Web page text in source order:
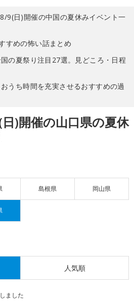
9(日)開催の中国の夏休みイベント一
すめの怖い話まとめ
国の夏祭り注目27選。見どころ・日程
おうち時間を充実させるおすすめの過
)開催の山口県の夏休
島根県 岡山県
人気順
ました